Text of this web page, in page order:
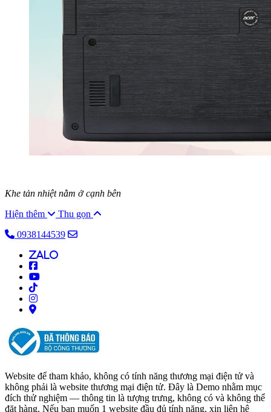
Khe tản nhiệt nằm ở cạnh bên
Hiện thêm
Thu gọn
0938144539
alo
Website để tham khảo, không có tính năng thương mại điện tử và
không phải là website thương mại điện tử. Đây là Demo nhằm mục
đích thử nghiệm — thông tin là tượng trưng, không có và không thể
đặt hàng. Nếu bạn muốn 1 website đầu đủ tính năng, xin liên hệ